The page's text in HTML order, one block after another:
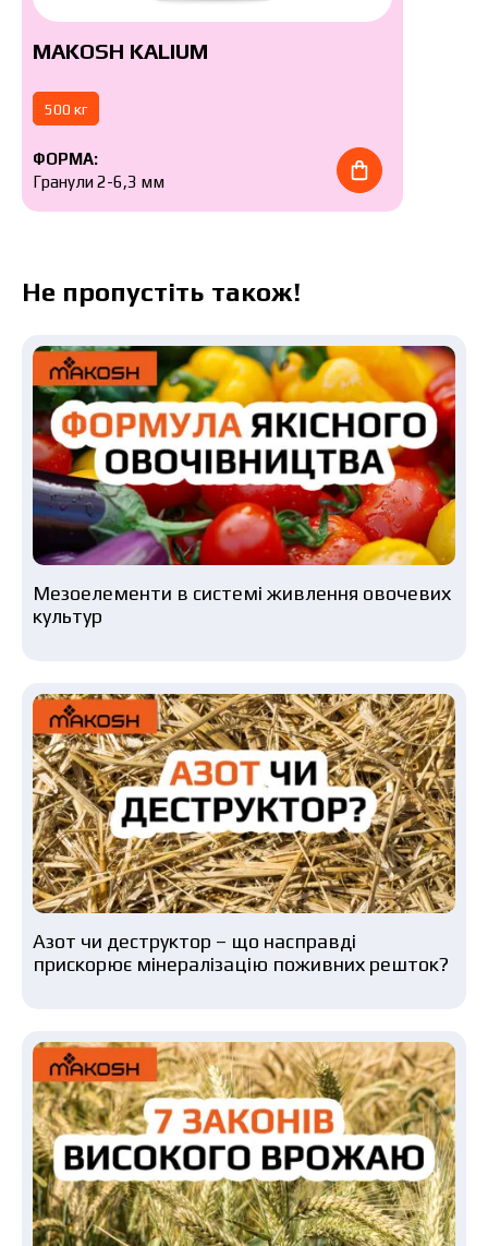
MAKOSH KALIUM
500 кг
ФОРМА:
Гранули 2-6,3 мм
Не пропустіть також!
Мезоелементи в системі живлення овочевих
культур
Азот чи деструктор – що насправді
прискорює мінералізацію поживних решток?